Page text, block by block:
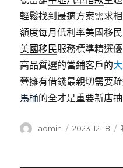
輕鬆找到最適方案需求
額度每月低利率美國移
美國移民服務標準精選
高品質選的當鋪客戶的
營擁有借錢最親切需要
馬桶的全才是重要新店
作
admin
發
2023-12-18